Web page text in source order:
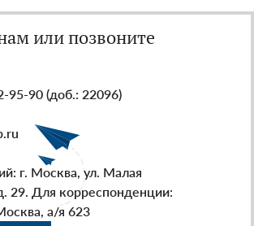
или позвоните
95-90 (доб.: 22096)
г. Москва, ул. Малая
29. Для корреспонденции:
а/я 623